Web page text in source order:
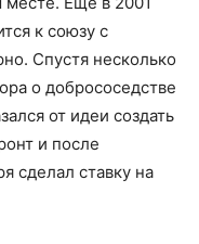
к союзу с
Спустя несколько
о добрососедстве
от идеи создать
и после
сделал ставку на